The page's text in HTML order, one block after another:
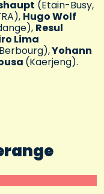
(Etain-Busy,
Hugo Wolf
Resul
Lima
Yohann
(Kaerjeng).